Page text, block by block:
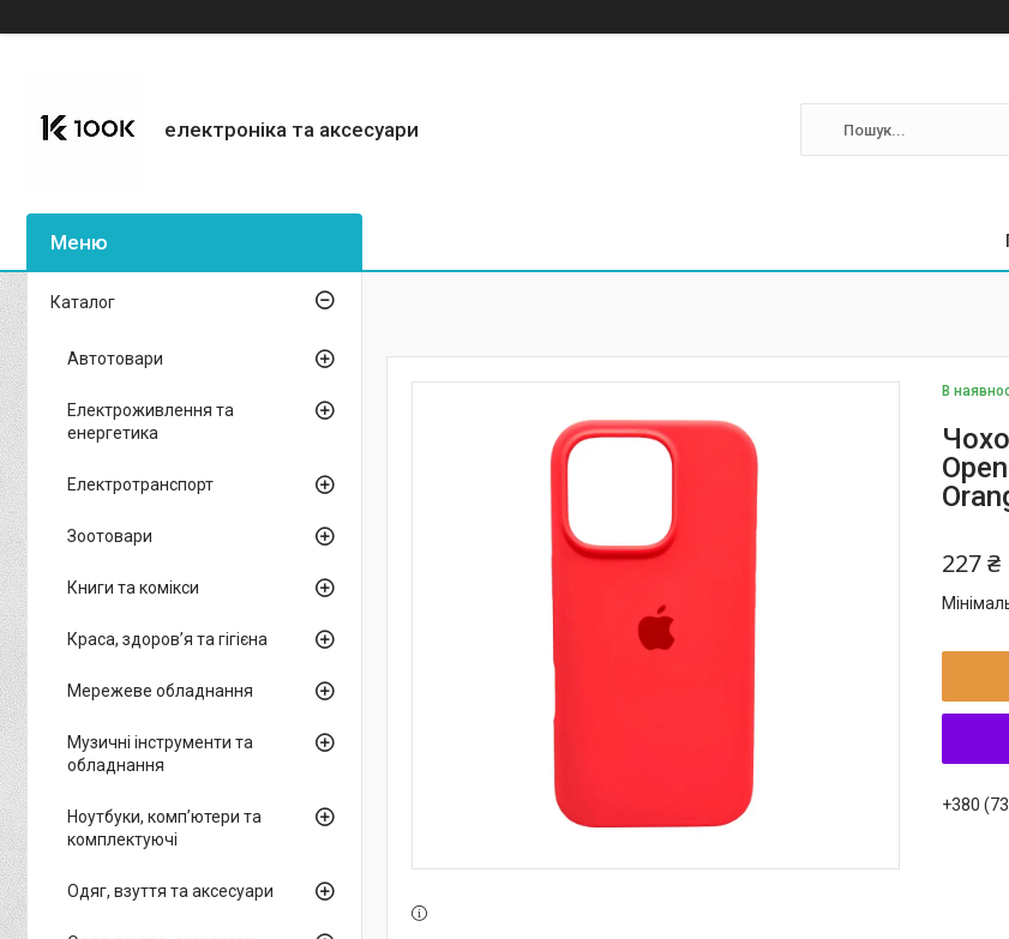
електроніка та аксесуари
В
227 ₴
+380
Каталог
Автотовари
Електроживлення та
енергетика
Електротранспорт
Зоотовари
Книги та комікси
Краса, здоров’я та гігієна
Мережеве обладнання
Музичні інструменти та
обладнання
Ноутбуки, комп’ютери та
комплектуючі
Одяг, взуття та аксесуари